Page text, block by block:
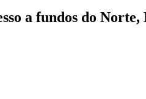
a fundos do Norte,